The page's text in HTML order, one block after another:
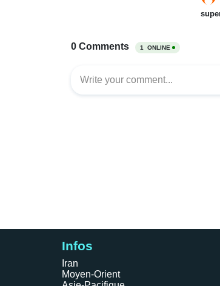
Infos
Iran
Moyen-Orient